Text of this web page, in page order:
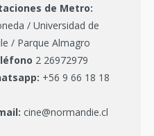
de Metro:
/ Universidad de
/ Parque Almagro
2 26972979
+56 9 66 18 18
cine@normandie.cl